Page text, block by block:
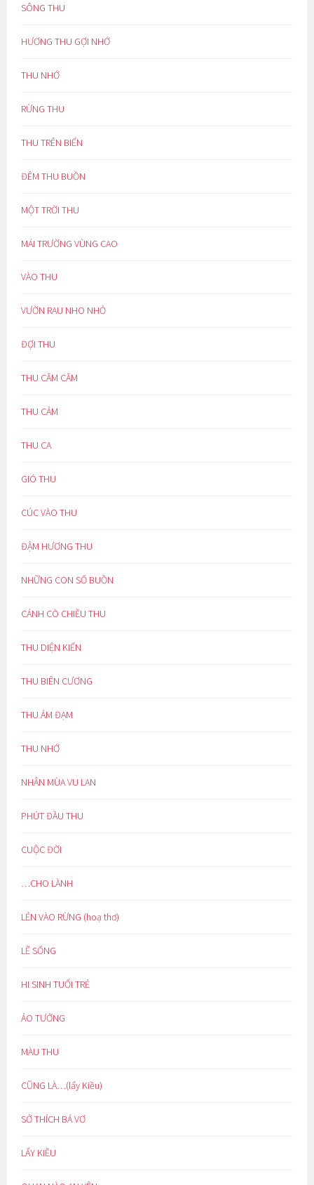
SÔNG THU
HƯƠNG THU GỢI NHỚ
THU NHỚ
RỪNG THU
THU TRÊN BIỂN
ĐÊM THU BUỒN
MỘT TRỜI THU
MÁI TRƯỜNG VÙNG CAO
VÀO THU
VƯỜN RAU NHO NHỎ
ĐỢI THU
THU CĂM CĂM
THU CẢM
THU CA
GIÓ THU
CÚC VÀO THU
ĐẬM HƯƠNG THU
NHỮNG CON SỐ BUỒN
CÁNH CÒ CHIỀU THU
THU DIỆN KIẾN
THU BIÊN CƯƠNG
THU ẢM ĐẠM
THU NHỚ
NHÂN MÙA VU LAN
PHÚT ĐẦU THU
CUỘC ĐỜI
…CHO LÀNH
LẺN VÀO RỪNG (hoạ thơ)
LẼ SỐNG
HI SINH TUỔI TRẺ
ẢO TƯỞNG
MÀU THU
CŨNG LÀ…(lẩy Kiều)
SỞ THÍCH BÁ VƠ
LẨY KIỀU